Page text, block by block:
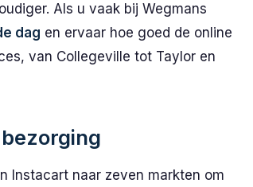
Als u vaak bij Wegmans
dag en ervaar hoe goed de online
van Collegeville tot Taylor en
Instacart naar zeven markten om